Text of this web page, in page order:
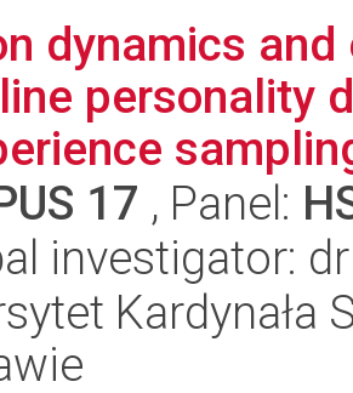
dynamics
personality
17 , Panel:
investigator:
Kardynała